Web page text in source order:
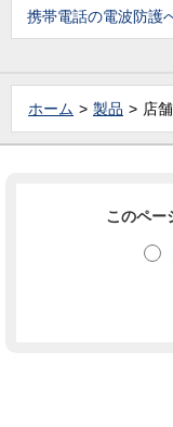
携帯電話の電波防護
ホーム 製品 店
このペー